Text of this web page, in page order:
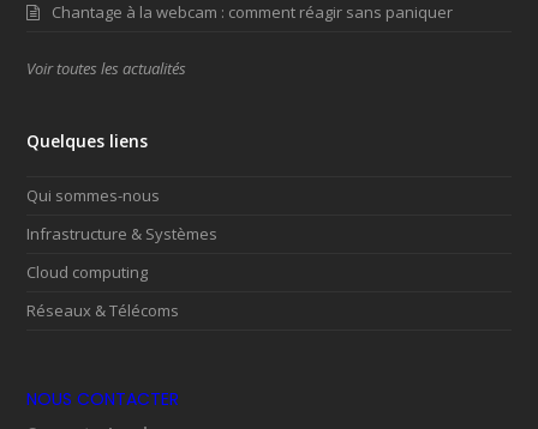
Chantage à la webcam : comment réagir sans paniquer
Voir toutes les actualités
Quelques liens
Qui sommes-nous
Infrastructure & Systèmes
Cloud computing
Réseaux & Télécoms
NOUS CONTACTER